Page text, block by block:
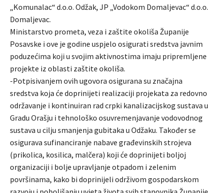
„Komunalac“ d.o.o. Odžak, JP „Vodokom Domaljevac“ d.o.o.
Domaljevac.
Ministarstvo prometa, veza i zaštite okoliša Županije
Posavske i ove je godine uspjelo osigurati sredstva javnim
poduzećima koji u svojim aktivnostima imaju pripremljene
projekte iz oblasti zaštite okoliša.
-Potpisivanjem ovih ugovora osigurana su značajna
sredstva koja će doprinijeti realizaciji projekata za redovno
održavanje i kontinuiran rad crpki kanalizacijskog sustava u
Gradu Orašju i tehnološko osuvremenjavanje vodovodnog
sustava u cilju smanjenja gubitaka u Odžaku. Također se
osigurava sufinanciranje nabave građevinskih strojeva
(prikolica, kosilica, malčera) koji će doprinijeti boljoj
organizaciji i bolje upravljanje otpadom i zelenim
površinama, kako bi doprinijeli održivom gospodarskom